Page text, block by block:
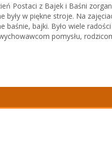
Postaci z Bajek i Baśni
były w piękne stroje. Na
bajki. Było wiele
pomysłu,